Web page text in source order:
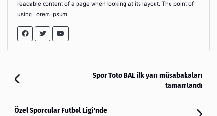
readable content of a page when looking at its layout. The point of
using Lorem Ipsum
Spor Toto BAL ilk yarı müsabakaları
tamamlandı
Özel Sporcular Futbol Ligi'nde